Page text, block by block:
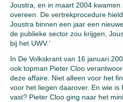
Joustra, en in maart 2004
overeen. De vertrekprocedure
Joustra binnen een jaar een
de publieke sector zou krijgen,
bij het UWV.’
In De Volkskrant van 16 januari
ook topman Pieter Cloo
deze affaire. Niet alleen voor het
voor het liegen daarover. En wie is
vast? Pieter Cloo ging naar het